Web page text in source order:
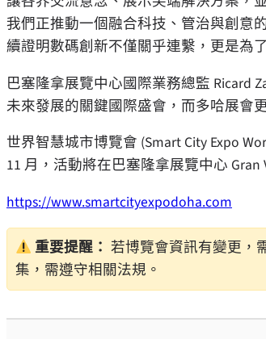
我們正推動一個融合科技、管治與創意
續證明數碼創新不僅關乎連繫，更是為
巴塞隆拿展覽中心國際業務總監 Ricard
未來發展的關鍵國際盛會，而多哈展會
世界智慧城市博覽會 (Smart City Expo
11 月，活動將在巴塞隆拿展覽中心 Gran
https://www.smartcityexpodoha.com
重要提醒： 若博覽會資訊有變更，
集，需遵守相關法規。